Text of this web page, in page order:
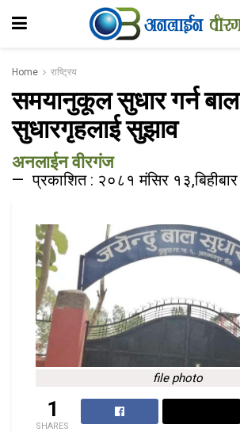
Home राष्ट्रिय
समयानुकूल सुधार गर्न बाल
सुधारगृहलाई सुझाव
अनलाईन वीरगंज
प्रकाशित : २०८१ मंसिर १३,बिहीबार
file photo
1
SHARES